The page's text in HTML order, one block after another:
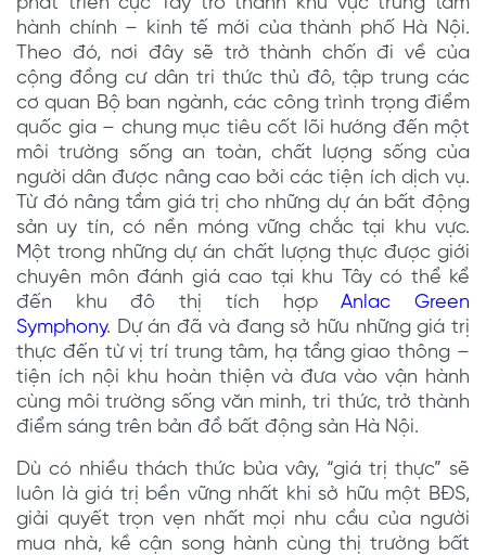
hành chính – kinh tế mới của thành phố Hà Nội.
Theo đó, nơi đây sẽ trở thành chốn đi về của
cộng đồng cư dân tri thức thủ đô, tập trung các
cơ quan Bộ ban ngành, các công trình trọng điểm
quốc gia – chung mục tiêu cốt lõi hướng đến một
môi trường sống an toàn, chất lượng sống của
người dân được nâng cao bởi các tiện ích dịch vụ.
Từ đó nâng tầm giá trị cho những dự án bất động
sản uy tín, có nền móng vững chắc tại khu vực.
Một trong những dự án chất lượng thực được giới
chuyên môn đánh giá cao tại khu Tây có thể kể
đến khu đô thị tích hợpAnlac Green
Symphony. Dự án đã và đang sở hữu những giá trị
thực đến từ vị trí trung tâm, hạ tầng giao thông –
tiện ích nội khu hoàn thiện và đưa vào vận hành
cùng môi trường sống văn minh, tri thức, trở thành
điểm sáng trên bản đồ bất động sản Hà Nội.
Dù có nhiều thách thức bủa vây, “giá trị thực” sẽ
luôn là giá trị bền vững nhất khi sở hữu một BĐS,
giải quyết trọn vẹn nhất mọi nhu cầu của người
mua nhà, kề cận song hành cùng thị trường bất